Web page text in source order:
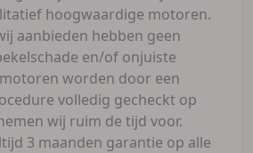
hoogwaardige motoren.
aanbieden hebben geen
en/of onjuiste
worden door een
volledig gecheckt op
wij ruim de tijd voor.
3 maanden garantie op alle